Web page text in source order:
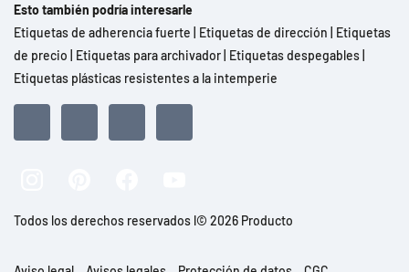
Esto también podría interesarle
Etiquetas de adherencia fuerte
Etiquetas de dirección
Etiquetas
de precio
Etiquetas para archivador Etiquetas despegables
Etiquetas plásticas resistentes a la intemperie
Todos los derechos reservados l© 2026 Producto